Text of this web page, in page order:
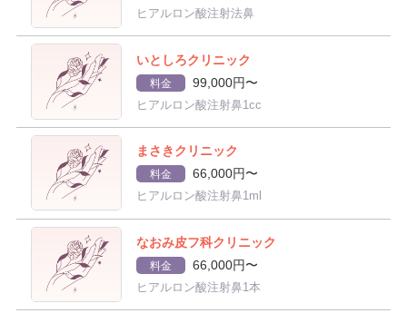
ヒアルロン酸注射法鼻
いとしろクリニック
料金 99,000円〜
ヒアルロン酸注射鼻1cc
まさきクリニック
料金 66,000円〜
ヒアルロン酸注射鼻1ml
なおみ皮フ科クリニック
料金 66,000円〜
ヒアルロン酸注射鼻1本